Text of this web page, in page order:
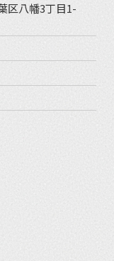
区八幡3丁目1-